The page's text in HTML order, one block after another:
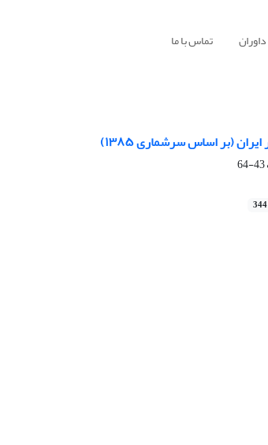
داوران تماس با ما
(بر اساس سرشماری ۱۳۸۵)
43-64